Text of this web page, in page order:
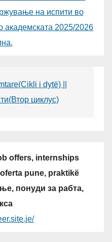
на испити во
академската 2025/2026
i dytë) ||
циклус)
offers, internships
pune, praktikë
понуди за рабта,